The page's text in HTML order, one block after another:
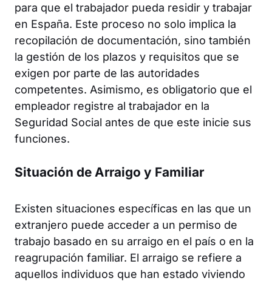
para que el trabajador pueda residir y trabajar
en España. Este proceso no solo implica la
recopilación de documentación, sino también
la gestión de los plazos y requisitos que se
exigen por parte de las autoridades
competentes. Asimismo, es obligatorio que el
empleador registre al trabajador en la
Seguridad Social antes de que este inicie sus
funciones.
Situación de Arraigo y Familiar
Existen situaciones específicas en las que un
extranjero puede acceder a un permiso de
trabajo basado en su arraigo en el país o en la
reagrupación familiar. El arraigo se refiere a
aquellos individuos que han estado viviendo